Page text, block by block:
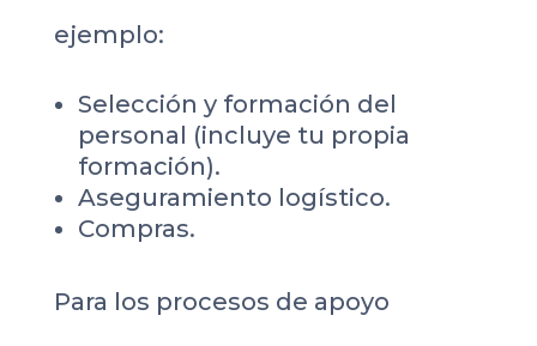
ejemplo:
Selección y formación del
personal (incluye tu propia
formación).
Aseguramiento logístico.
Compras.
Para los procesos de apoyo